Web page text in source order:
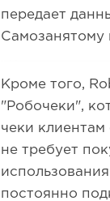
передает
Самозанятому
Кроме того,
"Робочеки",
чеки
не требует
постоянно